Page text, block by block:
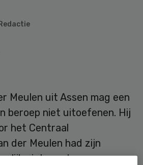
Meulen uit Assen mag een
beroep niet uitoefenen. Hij
het Centraal
der Meulen had zijn
niet goed